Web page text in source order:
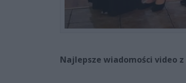
Najlepsze wiadomości video